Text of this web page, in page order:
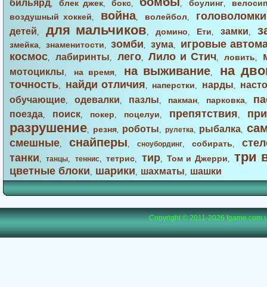
бильярд,блек джек,бокс, , боулинг,
воздушный хоккей, война, волейбол, головоломки
детей, для мальчиков, домино, Ети, замки,
змейка, знаменитости,зомби, зума,
игровые
космос, лабиринты, лего,Лило и Стич,ловить,
мотоциклы, на время, на выживание, на
точность, найди отличия, наперстки, нарды,
обучающие, одевалки, пазлы, пакман, парковка,
поезда, поиск, покер, поцелуи, препятствия,
разрушение, резня, роботы, рулетка, рыбалка,
смешные, снайперы, сноубординг, собирать,
танки,танцы, теннис,тетрис, тир,Том и Джерри, три
цветные блоки, шарики, шахматы, шашки
Copyright © 2011-2026